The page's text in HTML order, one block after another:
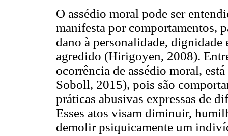
O assédio moral pode ser
manifesta por comportamentos,
dano à personalidade,
agredido (Hirigoyen, 2008).
ocorrência de assédio moral,
Soboll, 2015), pois são
práticas abusivas expressas de
Esses atos visam diminuir,
demolir psiquicamente um